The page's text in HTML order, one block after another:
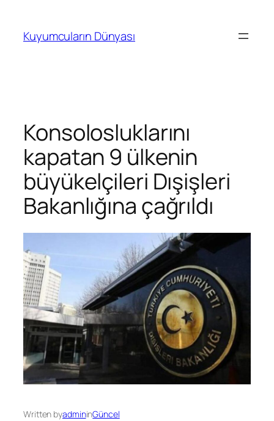
Kuyumcuların Dünyası
Konsolosluklarını
kapatan 9 ülkenin
büyükelçileri Dışişleri
Bakanlığına çağrıldı
Written byadmininGüncel